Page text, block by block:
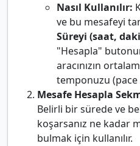
Nasıl Kullanılır:
ve bu mesafeyi
Süreyi (saat,
"Hesapla"
aracınızın
temponuzu
Mesafe Hesapla
Belirli bir sürede ve
koşarsanız ne kadar
bulmak için kullanılır.